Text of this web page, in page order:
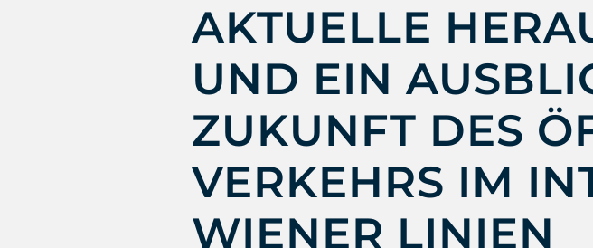
AKTUELLE
UND EIN
ZUKUNFT DES
VERKEHRS IM
WIENER LINIEN